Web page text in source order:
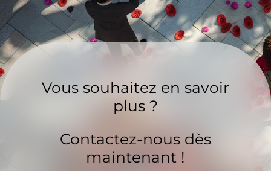
Vous souhaitez en savoir
plus ?
Contactez-nous dès
maintenant !